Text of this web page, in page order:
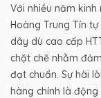
Với nhiều năm
Hoàng Trung Tín
dây dù cao cấp
chặt chẽ nhằm
đạt chuẩn. Sự hài
hàng chính là